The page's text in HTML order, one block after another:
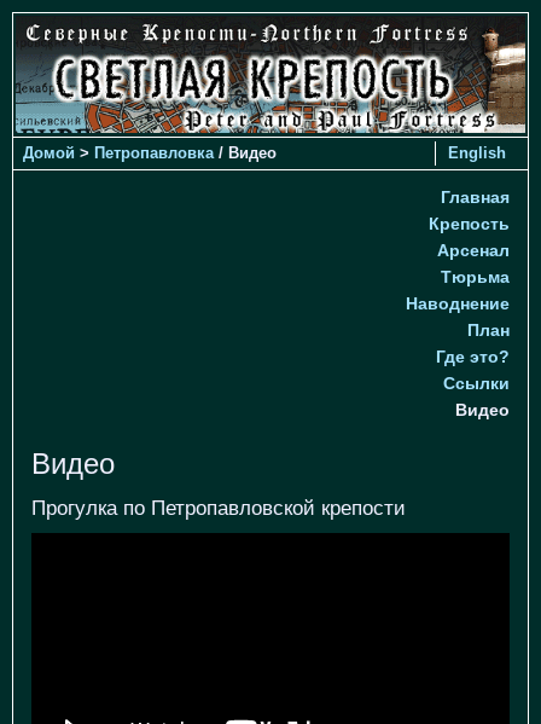
English
Домой > Петропавловка / Видео
Главная
Крепость
Арсенал
Тюрьма
Наводнение
План
Где это?
Ссылки
Видео
Видео
Прогулка по Петропавловской крепости